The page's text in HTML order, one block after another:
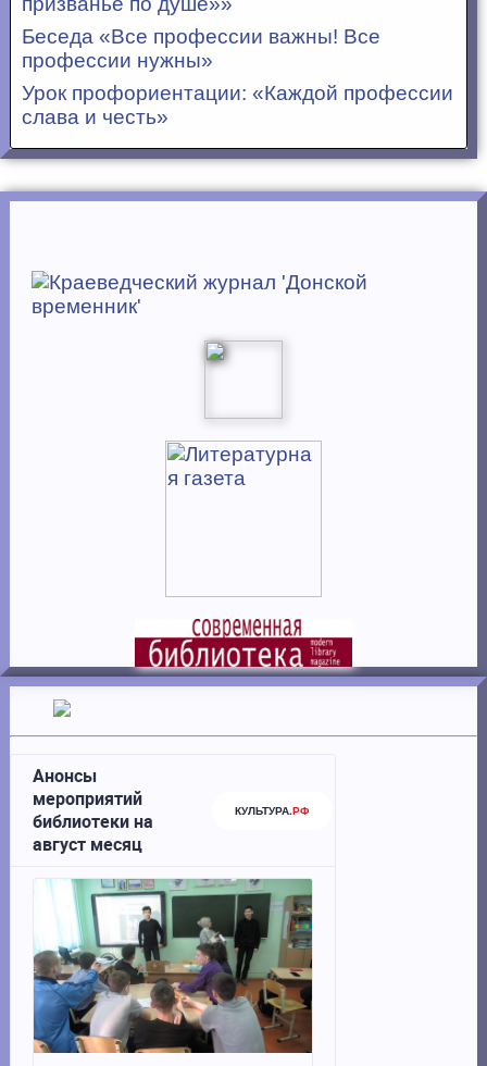
Беседа «Все профессии важны! Все
профессии нужны»
Урок профориентации: «Каждой профессии
слава и честь»